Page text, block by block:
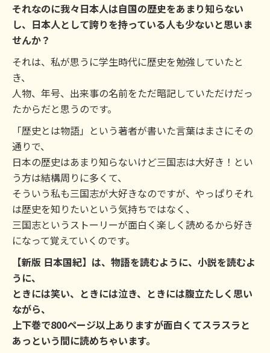
それなのに我々日本人は自国の歴史をあまり知らない
し、日本人として誇りを持っている人も少ないと思いま
せんか？
それは、私が思うに学生時代に歴史を勉強していたと
き、
人物、年号、出来事の名前をただ暗記していただけだっ
たからだと思うのです。
「歴史とは物語」という著者が書いた言葉はまさにその
通りで、
日本の歴史はあまり知らないけど三国志は大好き！とい
う方は結構周りに多くて、
そういう私も三国志が大好きなのですが、やっぱりそれ
は歴史を知りたいという気持ちではなく、
三国志というストーリーが面白く楽しく読めるから好き
になって覚えていくのです。
【新版 日本国紀】は、物語を読むように、小説を読むよ
うに、
ときには笑い、ときには泣き、ときには腹立たしく思い
ながら、
上下巻で800ページ以上ありますが面白くてスラスラと
あっという間に読めちゃいます。